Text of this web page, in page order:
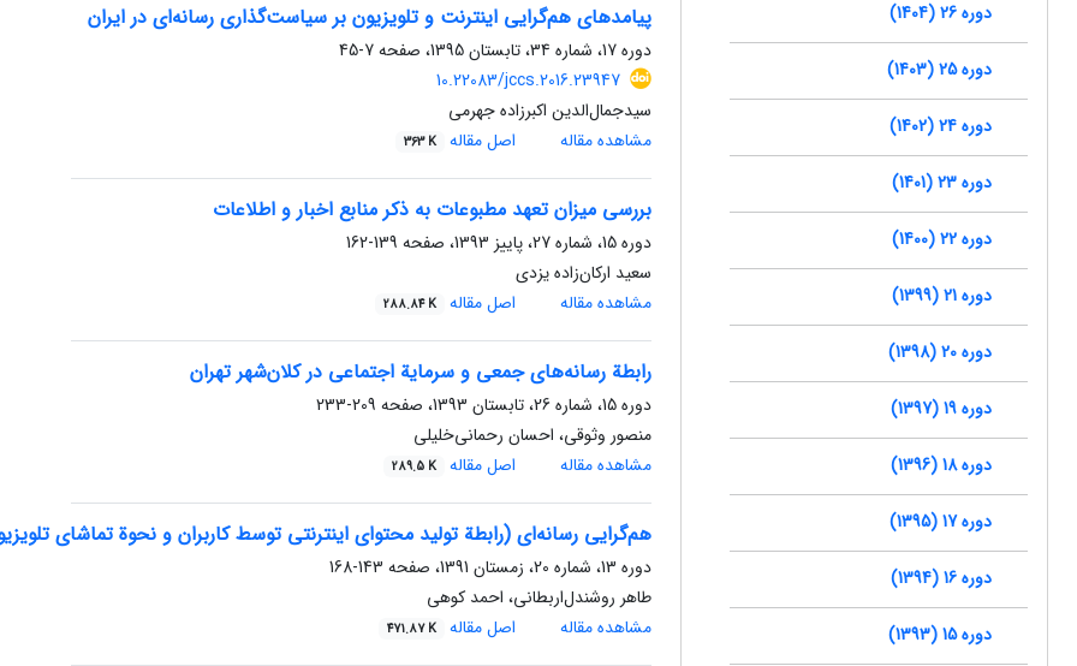
پیامدهای هم‌گرایی اینترنت و تلویزیون بر سیاست‌گذاری رسانه‌ای در ایران
دوره 17، شماره 34، تابستان 1395، صفحه
7-45
10.22083/jccs.2016.23947
سیدجمال‌الدین اکبرزاده جهرمی
مشاهده مقاله
اصل مقاله 363 K
بررسی میزان تعهد مطبوعات به ذکر منابع اخبار و اطلاعات
دوره 15، شماره 27، پاییز 1393، صفحه
139-162
سعید ارکان‌زاده یزدی
مشاهده مقاله
اصل مقاله 288.84 K
رابطة رسانه‌های جمعی و سرمایة اجتماعی در کلان‌شهر تهران
دوره 15، شماره 26، تابستان 1393، صفحه
209-233
منصور وثوقی، احسان رحمانی‌خلیلی
مشاهده مقاله
اصل مقاله 289.5 K
هم‌گرایی رسانه‌ای (رابطة تولید محتوای اینترنتی توسط کاربران و نحوة تماشای
دوره 13، شماره 20، زمستان 1391، صفحه
143-168
طاهر روشندل‌اربطانی، احمد کوهی
مشاهده مقاله
اصل مقاله 471.87 K
دوره 26 (1404)
دوره 25 (1403)
دوره 24 (1402)
دوره 23 (1401)
دوره 22 (1400)
دوره 21 (1399)
دوره 20 (1398)
دوره 19 (1397)
دوره 18 (1396)
دوره 17 (1395)
دوره 16 (1394)
دوره 15 (1393)